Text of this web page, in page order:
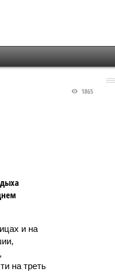
1865
и на
на треть